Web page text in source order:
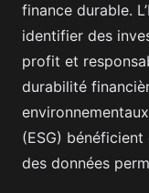
finance durable.
identifier des
profit et
durabilité
(ESG) bénéficient
des données